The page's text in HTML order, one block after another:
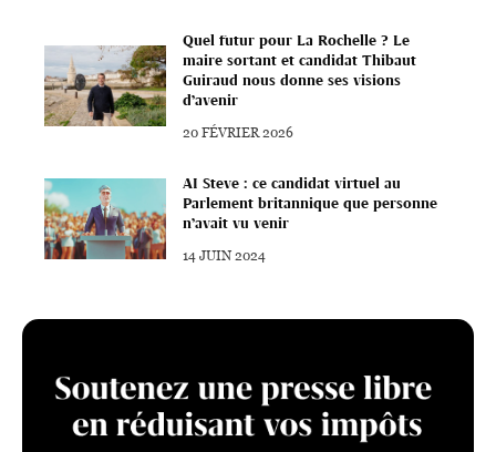
Quel futur pour La Rochelle ? Le
maire sortant et candidat Thibaut
Guiraud nous donne ses visions
d’avenir
20 FÉVRIER 2026
AI Steve : ce candidat virtuel au
Parlement britannique que personne
n’avait vu venir
14 JUIN 2024